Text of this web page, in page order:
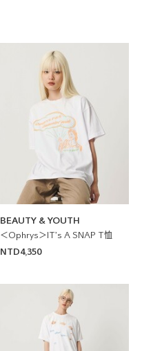
BEAUTY & YOUTH
＜Ophrys＞IT’s A SNAP T恤
NTD4,350